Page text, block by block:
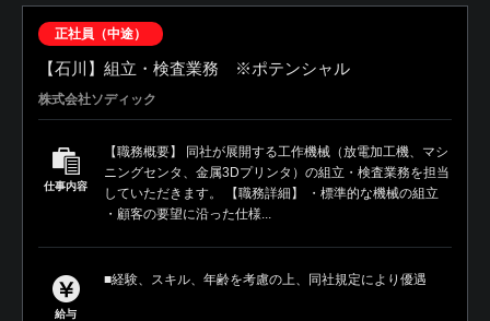
正社員（中途）
【石川】組立・検査業務 ※ポテンシャル
株式会社ソディック
仕事内容
【職務概要】 同社が展開する工作機械（放電加工機、マシ
ニングセンタ、金属3Dプリンタ）の組立・検査業務を担当
していただきます。 【職務詳細】 ・標準的な機械の組立
・顧客の要望に沿った仕様...
給与
■経験、スキル、年齢を考慮の上、同社規定により優遇